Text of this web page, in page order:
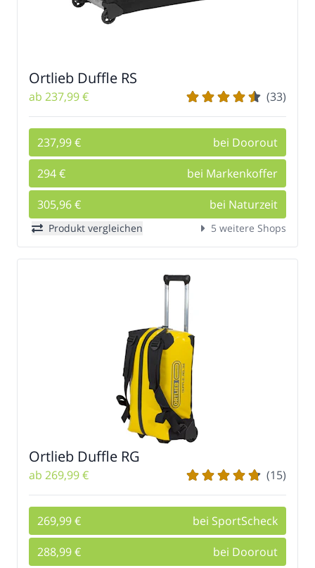
Ortlieb Duffle RS
ab 237,99 € (33)
237,99 €
bei Doorout
294 €
bei Markenkoffer
305,96 €
bei Naturzeit
Produkt vergleichen 5 weitere Shops
Ortlieb Duffle RG
ab 269,99 € (15)
269,99 €
bei SportScheck
288,99 €
bei Doorout